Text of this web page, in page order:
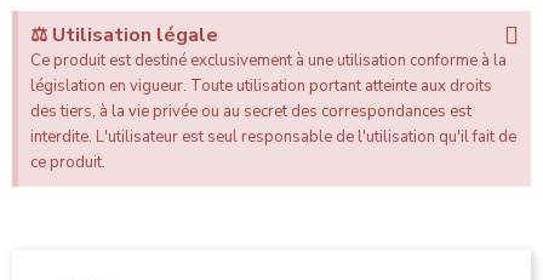
⚖️ Utilisation légale
Ce produit est destiné exclusivement à une utilisation conforme à la
législation en vigueur. Toute utilisation portant atteinte aux droits
des tiers, à la vie privée ou au secret des correspondances est
interdite. L'utilisateur est seul responsable de l'utilisation qu'il fait de
ce produit.